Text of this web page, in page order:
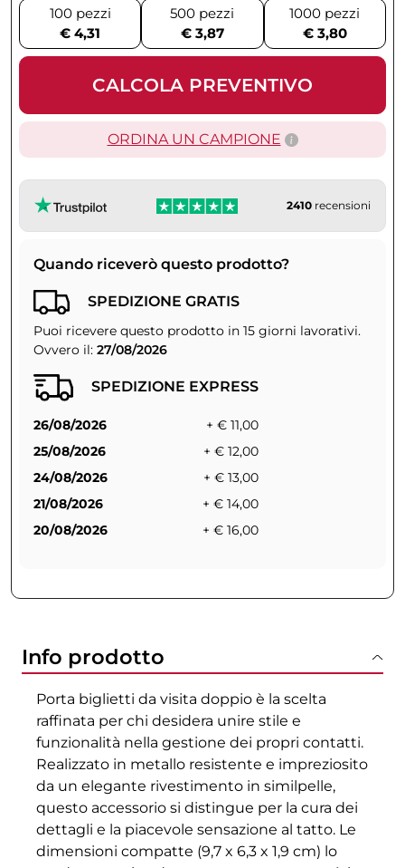
100 pezzi
€ 4,31
500 pezzi
€ 3,87
1000 pezzi
€ 3,80
CALCOLA PREVENTIVO
ORDINA UN CAMPIONE
2410 recensioni
Quando riceverò questo prodotto?
SPEDIZIONE GRATIS
Puoi ricevere questo prodotto in 15 giorni lavorativi.
Ovvero il: 27/08/2026
SPEDIZIONE EXPRESS
26/08/2026
+ € 11,00
25/08/2026
+ € 12,00
24/08/2026
+ € 13,00
21/08/2026
+ € 14,00
20/08/2026
+ € 16,00
Info prodotto
Porta biglietti da visita doppio è la scelta
raffinata per chi desidera unire stile e
funzionalità nella gestione dei propri contatti.
Realizzato in metallo resistente e impreziosito
da un elegante rivestimento in similpelle,
questo accessorio si distingue per la cura dei
dettagli e la piacevole sensazione al tatto. Le
dimensioni compatte (9,7 x 6,3 x 1,9 cm) lo